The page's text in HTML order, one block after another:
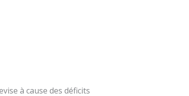
à cause des déficits